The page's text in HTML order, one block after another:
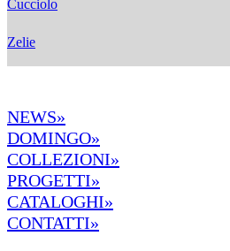
Cucciolo
Zelie
NEWS»
DOMINGO»
COLLEZIONI»
PROGETTI»
CATALOGHI»
CONTATTI»